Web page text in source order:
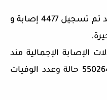
أما بالنسبة للأرقام اليومية فقد تم تسجيل 4477 إصابة و
الإصابة الإجمالية مند
انتشار الوباء في بلجيكا إلى 550264 حالة وعدد الوفيات